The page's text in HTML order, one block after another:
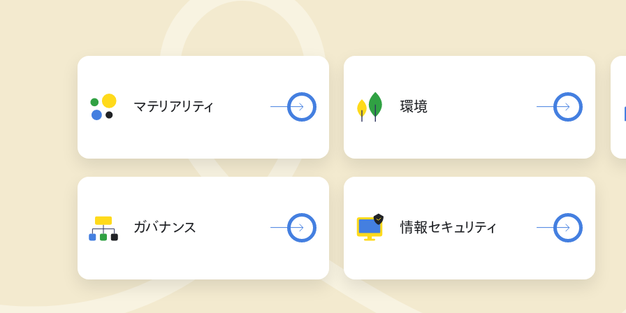
マテリアリティ 環境
ガバナンス 情報セキュリティ